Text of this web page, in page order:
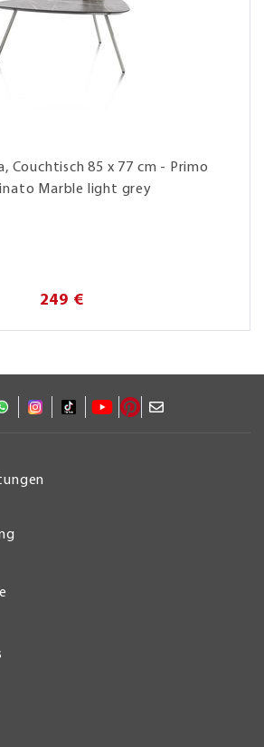
Couchtisch 85 x 77 cm - Primo
Marble light grey
249 €